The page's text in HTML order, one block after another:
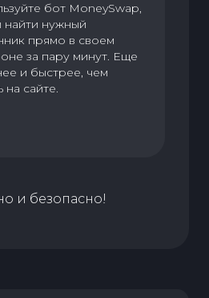
бот MoneySwap,
найти нужный
прямо в своем
за пару минут. Еще
и быстрее, чем
на сайте.
и безопасно!